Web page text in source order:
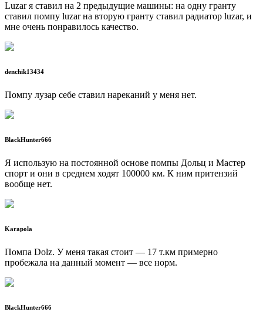
Luzar я ставил на 2 предыдущие машины: на одну гранту
ставил помпу luzar на вторую гранту ставил радиатор luzar, и
мне очень понравилось качество.
denchik13434
Помпу лузар себе ставил нареканий у меня нет.
BlackHunter666
Я использую на постоянной основе помпы Дольц и Мастер
спорт и они в среднем ходят 100000 км. К ним притензий
вообще нет.
Karapola
Помпа Dolz. У меня такая стоит — 17 т.км примерно
пробежала на данный момент — все норм.
BlackHunter666